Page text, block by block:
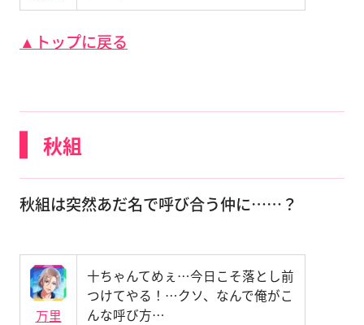
▲トップに戻る
秋組
秋組は突然あだ名で呼び合う仲に……？
万里
十ちゃんてめぇ…今日こそ落とし前
つけてやる！…クソ、なんで俺がこ
んな呼び方…